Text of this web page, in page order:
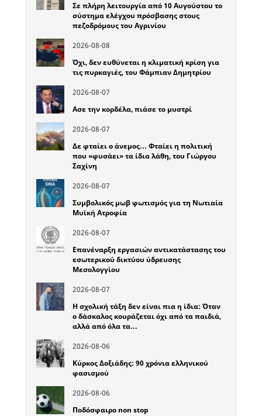
Σε πλήρη λειτουργία από 10 Αυγούστου το
σύστημα ελέγχου πρόσβασης στους
πεζοδρόμους του Αγρινίου
2026-08-08
Όχι, δεν ευθύνεται η κλιματική κρίση για
τις πυρκαγιές, του Φάμπιαν Δημητρίου
2026-08-07
Ασε την κορδέλα, πιάσε το μυστρί
2026-08-07
Δε φταίει ο άνεμος… Φταίει η πολιτική
που «φυσάει» τα ίδια λάθη, του Γιώργου
Σαχίνη
2026-08-07
Συμβολικός μωβ φωτισμός για τη Νωτιαία
Μυϊκή Ατροφία
2026-08-07
Επανέναρξη εργασιών αντικατάστασης του
εσωτερικού δικτύου ύδρευσης
Μεσολογγίου
2026-08-07
Η σχολική τάξη δεν είναι πια η ίδια: Όταν
ο δάσκαλος κουράζεται όχι από τα παιδιά,
αλλά από όλα τα…
2026-08-06
Κύρκος Δοξιάδης: 90 χρόνια ελληνικού
φασισμού
2026-08-06
Ποδόσφαιρο non stop